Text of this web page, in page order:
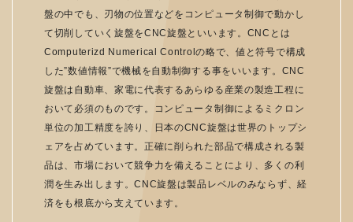
盤の中でも、刃物の位置などをコンピュータ制御で動かし
て切削していく旋盤をCNC旋盤といいます。CNCとは
Computerizd Numerical Controlの略で、値と符号で構成
した”数値情報”で機械を自動制御する事をいいます。CNC
旋盤は自動車、家電に代表するあらゆる産業の製造工程に
おいて必須のものです。コンピュータ制御によるミクロン
単位の加工精度を誇り、日本のCNC旋盤は世界のトップシ
ェアを占めています。正確に削られた部品で構成される製
品は、市場において競争力を備えることにより、多くの利
潤を生み出します。CNC旋盤は製品レベルのみならず、経
済をも根底から支えています。